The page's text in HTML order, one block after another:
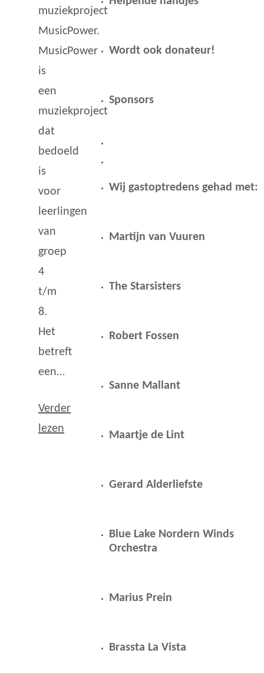
muziekproject
MusicPower.
MusicPower
is
een
muziekproject
dat
bedoeld
is
voor
leerlingen
van
groep
4
t/m
8.
Het
betreft
een…
Verder
lezen
Wordt ook donateur!
Sponsors
Wij gastoptredens gehad met:
Martijn van Vuuren
The Starsisters
Robert Fossen
Sanne Mallant
Maartje de Lint
Gerard Alderliefste
Blue Lake Nordern Winds
Orchestra
Marius Prein
Brassta La Vista